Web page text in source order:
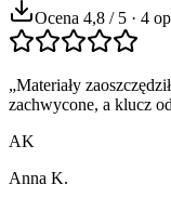
Ocena 4,8 / 5 · 4
„Materiały
zachwycone, a klucz
AK
Anna K.